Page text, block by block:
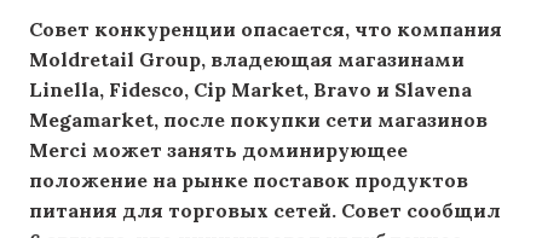
Совет конкуренции опасается, что компания
Moldretail Group, владеющая магазинами
Linella, Fidesco, Cip Market, Bravo и Slavena
Megamarket, после покупки сети магазинов
Merci может занять доминирующее
положение на рынке поставок продуктов
питания для торговых сетей. Совет сообщил